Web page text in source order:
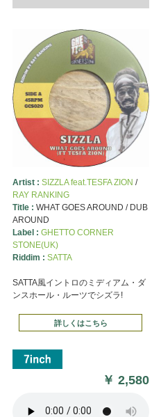
Artist : SIZZLA feat.TESFA ZION /
RAY RANKING
Title : WHAT GOES AROUND / DUB
AROUND
Label : GHETTO CORNER
STONE(UK)
Riddim : SATTA
SATTA風イントロのミディアム・ダ
ンスホール・ルーツでシズラ!
詳しくはこちら
￥2,580